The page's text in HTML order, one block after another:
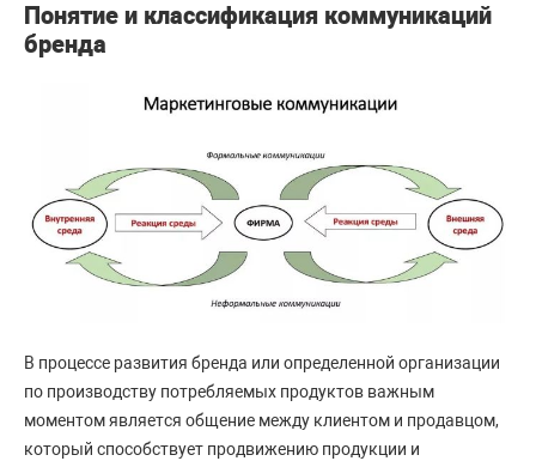
Понятие и классификация коммуникаций
бренда
В процессе развития бренда или определенной организации
по производству потребляемых продуктов важным
моментом является общение между клиентом и продавцом,
который способствует продвижению продукции и